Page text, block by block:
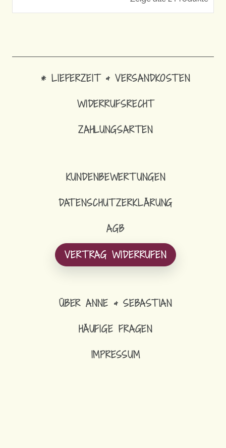
* LIEFERZEIT & VERSANDKOSTEN
WIDERRUFSRECHT
ZAHLUNGSARTEN
KUNDENBEWERTUNGEN
DATENSCHUTZERKLÄRUNG
AGB
VERTRAG WIDERRUFEN
ÜBER ANNE & SEBASTIAN
HÄUFIGE FRAGEN
IMPRESSUM